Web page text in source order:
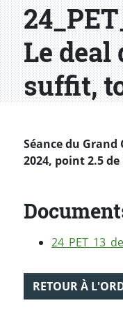
Le deal
suffit,
Séance du
2024, point 2.5
RETOUR À